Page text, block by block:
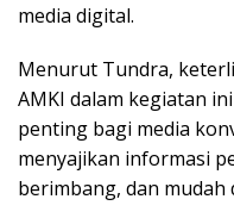
media digital.
Menurut Tundra,
AMKI dalam kegiatan
penting bagi media
menyajikan informasi
berimbang, dan mudah